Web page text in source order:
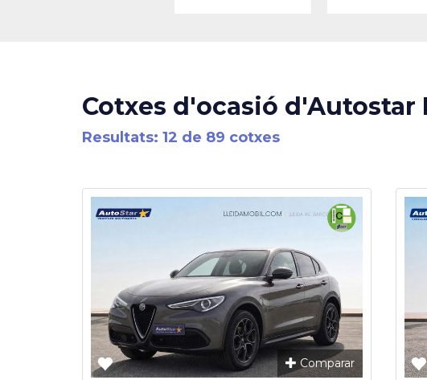
Cotxes d'ocasió d'Autostar
Resultats: 12 de 89 cotxes
Comparar